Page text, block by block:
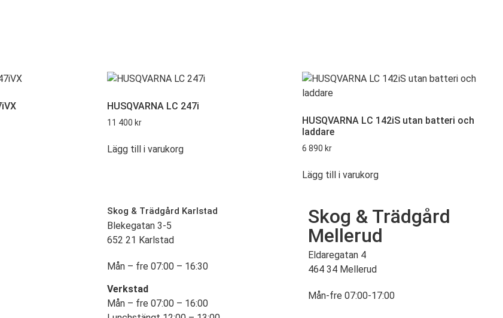
HUSQVARNA LC 247i
11 400 kr
Lägg till i varukorg
HUSQVARNA LC 142iS utan batteri och
laddare
6 890 kr
Lägg till i varukorg
Skog & Trädgård Karlstad
Blekegatan 3-5
652 21 Karlstad
Mån – fre 07:00 – 16:30
Verkstad
Mån – fre 07:00 – 16:00
Skog & Trädgård
Mellerud
Eldaregatan 4
464 34 Mellerud
Mån-fre 07:00-17:00